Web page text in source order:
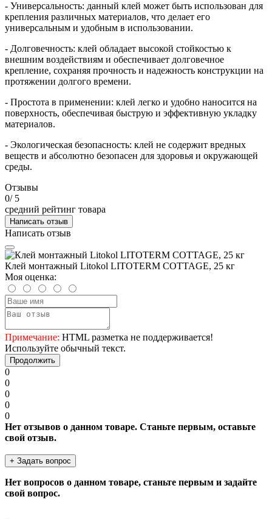
- Универсальность: данный клей может быть использован для
крепления различных материалов, что делает его
универсальным и удобным в использовании.
- Долговечность: клей обладает высокой стойкостью к
внешним воздействиям и обеспечивает долговечное
крепление, сохраняя прочность и надежность конструкции на
протяжении долгого времени.
- Простота в применении: клей легко и удобно наносится на
поверхность, обеспечивая быструю и эффективную укладку
материалов.
- Экологическая безопасность: клей не содержит вредных
веществ и абсолютно безопасен для здоровья и окружающей
среды.
Отзывы
0/ 5
средний рейтинг товара
Написать отзыв
Написать отзыв
Клей монтажный Litokol LITOTERM COTTAGE, 25 кг
Моя оценка:
Примечание: HTML разметка не поддерживается!
Используйте обычный текст.
Продолжить
0
0
0
0
0
Нет отзывов о данном товаре. Станьте первым, оставьте
свой отзыв.
+ Задать вопрос
Нет вопросов о данном товаре, станьте первым и задайте
свой вопрос.